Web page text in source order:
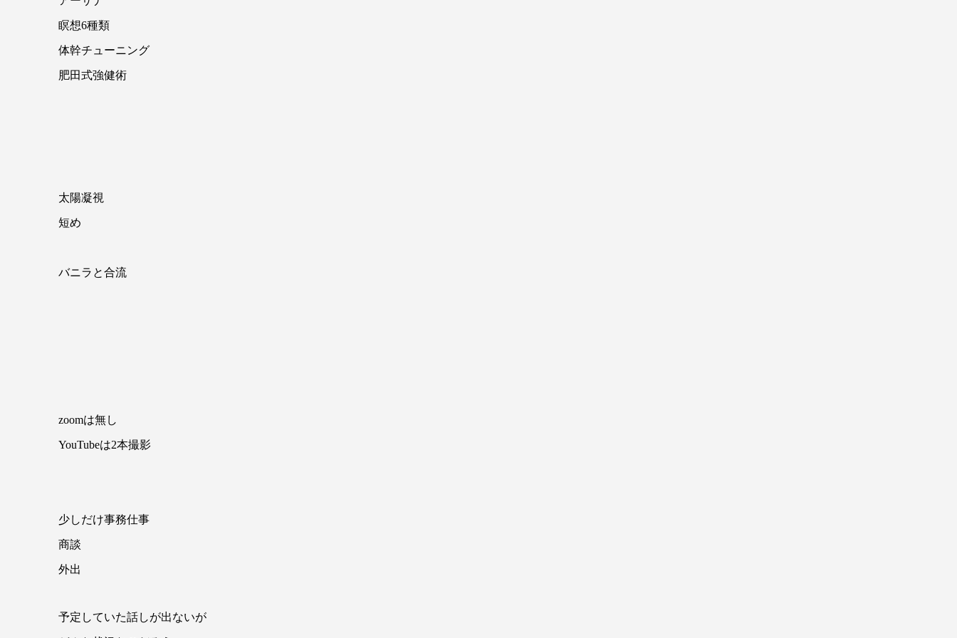
瞑想6種類
体幹チューニング
肥田式強健術
太陽凝視
短め
バニラと合流
zoomは無し
YouTubeは2本撮影
少しだけ事務仕事
商談
外出
予定していた話しが出ないが